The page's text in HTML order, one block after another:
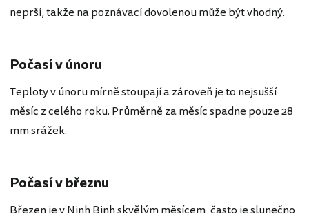
neprší, takže na poznávací dovolenou může být vhodný.
Počasí v únoru
Teploty v únoru mírně stoupají a zároveň je to nejsušší
měsíc z celého roku. Průměrně za měsíc spadne pouze 28
mm srážek.
Počasí v březnu